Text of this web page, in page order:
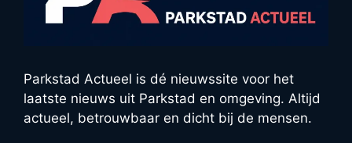
Parkstad Actueel is dé nieuwssite voor het
laatste nieuws uit Parkstad en omgeving. Altijd
actueel, betrouwbaar en dicht bij de mensen.